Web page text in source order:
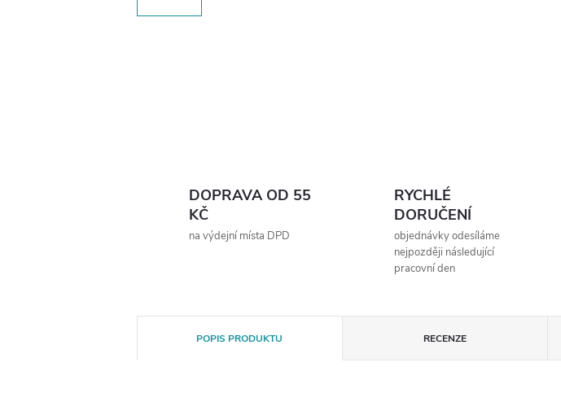
DOPRAVA OD 55
KČ
na výdejní místa DPD
RYCHLÉ
DORUČENÍ
objednávky odesíláme
nejpozději následující
pracovní den
POPIS PRODUKTU RECENZE